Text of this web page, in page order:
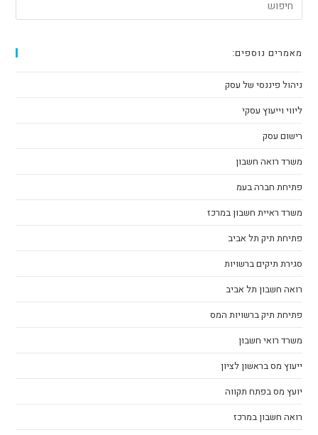
מאמרים נוספים:
ניהול פיננסי של עסק
ליווי וייעוץ עסקי
רישום עסק
משרד רואה חשבון
פתיחת חברה בעמ
משרד ראיית חשבון במרכז
פתיחת תיק תל אביב
סגירת תיקים ברשויות
רואה חשבון תל אביב
פתיחת תיק ברשויות המס
משרד רואי חשבון
ייעוץ מס בראשון לציון
יועץ מס בפתח תקווה
רואה חשבון במרכז